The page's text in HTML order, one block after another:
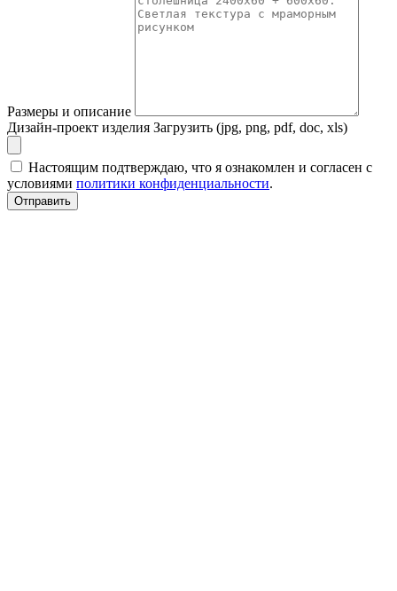
Размеры и описание
Дизайн-проект изделия Загрузить (jpg, png, pdf, doc, xls)
Настоящим подтверждаю, что я ознакомлен и согласен с
условиями политики конфиденциальности.
Отправить